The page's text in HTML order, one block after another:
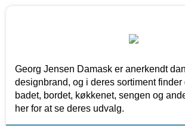
Georg Jensen Damask er anerkendt
designbrand, og i deres sortiment finder
badet, bordet, køkkenet, sengen og
her for at se deres udvalg.